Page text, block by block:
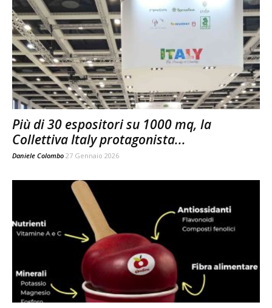
Più di 30 espositori su 1000 mq, la
Collettiva Italy protagonista...
Daniele Colombo 27 Gennaio 2026